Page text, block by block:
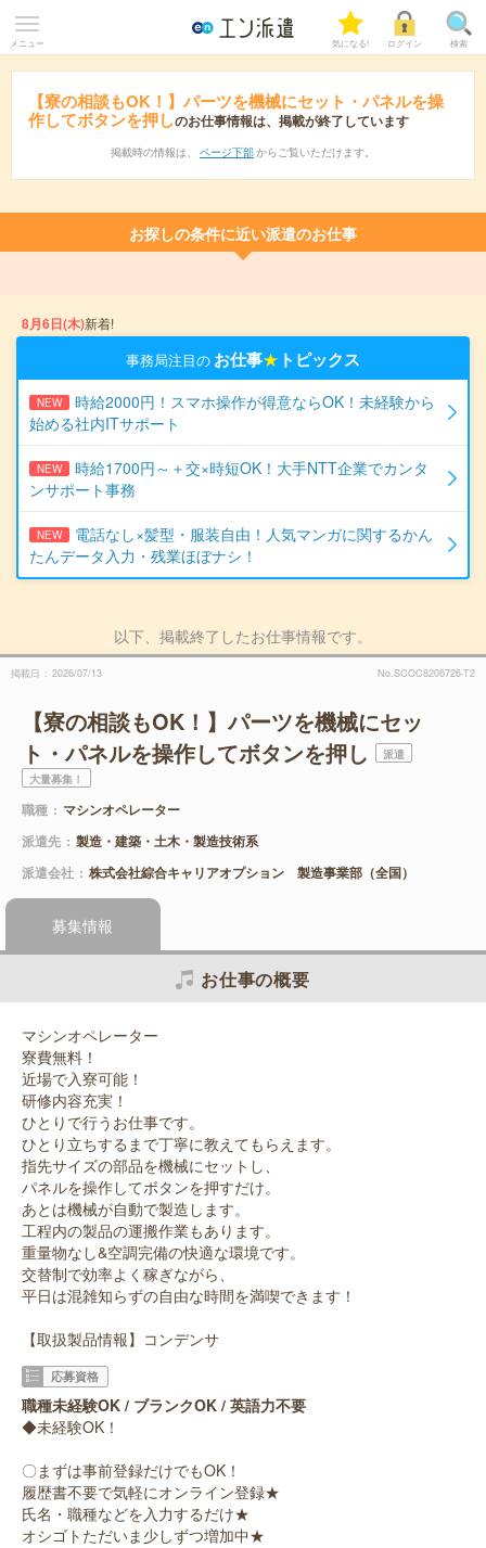
メニュー 気になる! ログイン 検索
【寮の相談もOK！】パーツを機械にセット・パネルを操
作してボタンを押しのお仕事情報は、掲載が終了しています
掲載時の情報は、 ページ下部 からご覧いただけます。
お探しの条件に近い派遣のお仕事
8月6日(木)新着!
事務局注目の お仕事★ トピックス
NEW
時給2000円！スマホ操作が得意ならOK！未経験から
始める社内ITサポート
NEW
時給1700円～＋交×時短OK！大手NTT企業でカンタ
ンサポート事務
NEW
電話なし×髪型・服装自由！人気マンガに関するかん
たんデータ入力・残業ほぼナシ！
以下、掲載終了したお仕事情報です。
掲載日 2026/07/13 No.SCOC8206726-T2
【寮の相談もOK！】パーツを機械にセッ
ト・パネルを操作してボタンを押し
派遣
大量募集！
職種
マシンオペレーター
派遣先
製造・建築・土木・製造技術系
派遣会社
株式会社綜合キャリアオプション 製造事業部（全国）
募集情報
お仕事の概要
マシンオペレーター
寮費無料！
近場で入寮可能！
研修内容充実！
ひとりで行うお仕事です。
ひとり立ちするまで丁寧に教えてもらえます。
指先サイズの部品を機械にセットし、
パネルを操作してボタンを押すだけ。
あとは機械が自動で製造します。
工程内の製品の運搬作業もあります。
重量物なし&空調完備の快適な環境です。
交替制で効率よく稼ぎながら、
平日は混雑知らずの自由な時間を満喫できます！
【取扱製品情報】コンデンサ
応募資格
職種未経験OK / ブランクOK / 英語力不要
◆未経験OK！
〇まずは事前登録だけでもOK！
履歴書不要で気軽にオンライン登録★
氏名・職種などを入力するだけ★
オシゴトただいま少しずつ増加中★